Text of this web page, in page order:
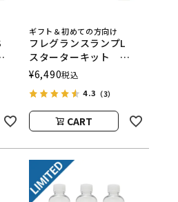
ギフト＆初めての方向け
フレグランスランプL
スターターキット
ASHLEIGH&BURWOOD
（アシュレイアンドバー
ウッド）
¥6,490税込
4.3 （3）
CART